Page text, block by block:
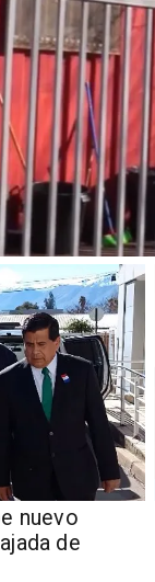
nuevo
de